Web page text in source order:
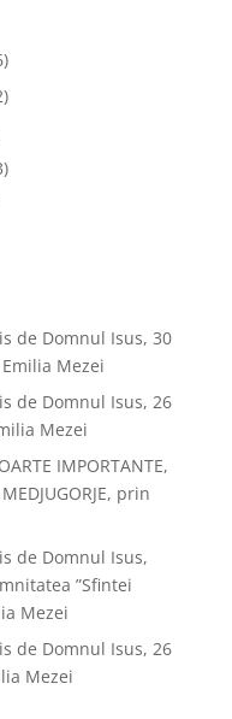
de Domnul Isus, 30
Mezei
de Domnul Isus, 26
Mezei
IMPORTANTE,
prin
de Domnul Isus,
”Sfintei
Mezei
de Domnul Isus, 26
Mezei